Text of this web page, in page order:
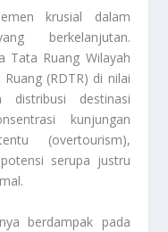
krusial dalam
berkelanjutan.
Tata Ruang Wilayah
(RDTR) di nilai
distribusi destinasi
kunjungan
(overtourism),
serupa justru
berdampak pada